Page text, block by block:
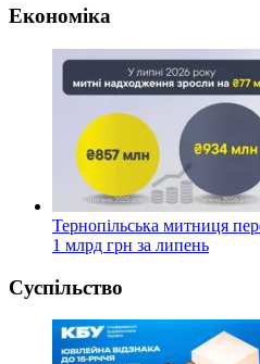
Економіка
Тернопільська митниця
1 млрд грн за липень
Суспільство